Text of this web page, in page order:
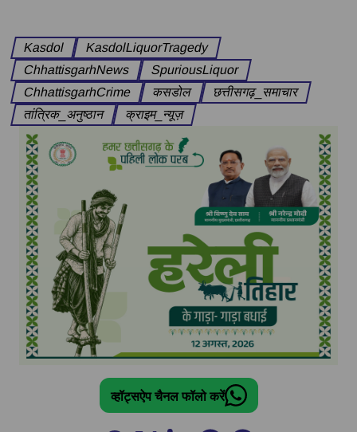
Kasdol
KasdolLiquorTragedy
ChhattisgarhNews
SpuriousLiquor
ChhattisgarhCrime
कसडोल
छत्तीसगढ़_समाचार
तांत्रिक_अनुष्ठान
क्राइम_न्यूज़
व्हॉट्सऐप चैनल फॉलो करें